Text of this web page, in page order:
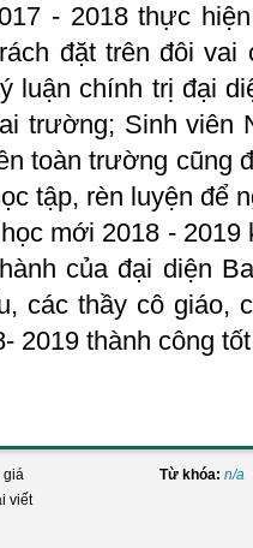
- 2018 thực
đặt trên đôi vai
luận chính trị đại
trường; Sinh viên
toàn trường cũng
tập, rèn luyện để
mới 2018 -
của đại diện
các thầy cô giáo,
2019 thành công
giá
viết
Từ khóa: n/a